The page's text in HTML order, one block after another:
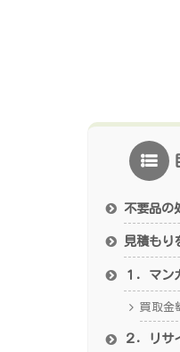
不要品の
見積もり
１．マン
買取金
２．リサ